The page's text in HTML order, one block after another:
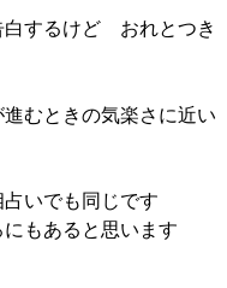
するけど おれとつき
むときの気楽さに近い
いでも同じです
もあると思います